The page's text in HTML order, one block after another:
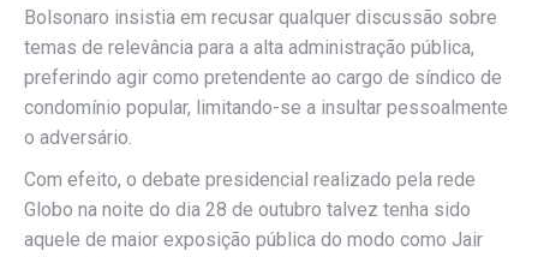
Bolsonaro insistia em recusar qualquer discussão sobre
temas de relevância para a alta administração pública,
preferindo agir como pretendente ao cargo de síndico de
condomínio popular, limitando-se a insultar pessoalmente
o adversário.
Com efeito, o debate presidencial realizado pela rede
Globo na noite do dia 28 de outubro talvez tenha sido
aquele de maior exposição pública do modo como Jair